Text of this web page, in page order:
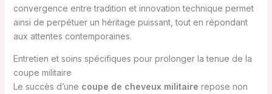
convergence entre tradition et innovation technique permet
ainsi de perpétuer un héritage puissant, tout en répondant
aux attentes contemporaines.
Entretien et soins spécifiques pour prolonger la tenue de la
coupe militaire
Le succès d’une coupe de cheveux militaire repose non